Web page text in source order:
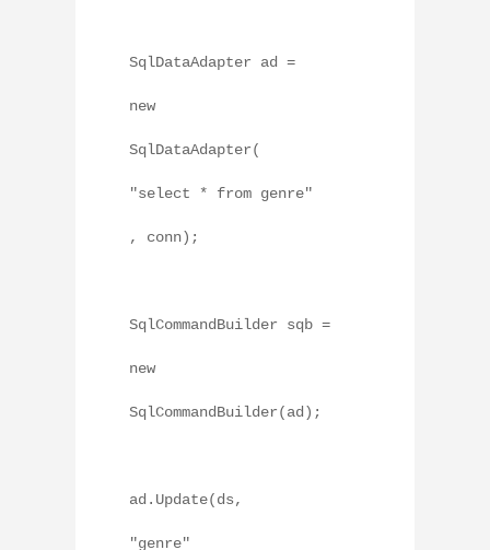
SqlDataAdapter ad =
new
SqlDataAdapter(
"select * from genre"
, conn);
SqlCommandBuilder sqb =
new
SqlCommandBuilder(ad);
ad.Update(ds,
"genre"